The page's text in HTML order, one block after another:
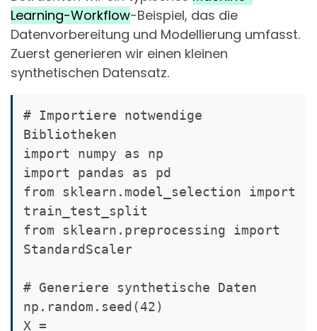
Learning-Workflow-Beispiel, das die
Datenvorbereitung und Modellierung umfasst.
Zuerst generieren wir einen kleinen
synthetischen Datensatz.
# Importiere notwendige
Bibliotheken
import numpy as np
import pandas as pd
from sklearn.model_selection import
train_test_split
from sklearn.preprocessing import
StandardScaler
# Generiere synthetische Daten
np.random.seed(42)
X =